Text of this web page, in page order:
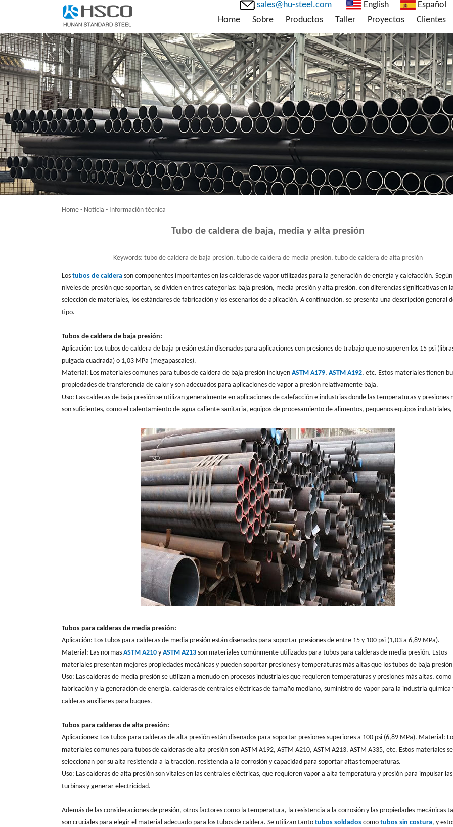
sales@hu-steel.com English
Español
Home
Sobre Productos Taller Proyectos Clientes
Home - Noticia - Información técnica
Tubo de caldera de baja, media y alta presión
Keywords: tubo de caldera de baja presión, tubo de caldera de media presión, tubo de caldera de alta presión
Los tubos de caldera son componentes importantes en las calderas de vapor utilizadas para la generación de energía y calefacción.
niveles de presión que soportan, se dividen en tres categorías: baja presión, media presión y alta presión, con diferencias significativas en
selección de materiales, los estándares de fabricación y los escenarios de aplicación. A continuación, se presenta una descripción general
tipo.
Tubos de caldera de baja presión:
Aplicación: Los tubos de caldera de baja presión están diseñados para aplicaciones con presiones de trabajo que no superen los 15 psi
pulgada cuadrada) o 1,03 MPa (megapascales).
Material: Los materiales comunes para tubos de caldera de baja presión incluyen ASTM A179, ASTM A192, etc. Estos materiales tienen
propiedades de transferencia de calor y son adecuados para aplicaciones de vapor a presión relativamente baja.
Uso: Las calderas de baja presión se utilizan generalmente en aplicaciones de calefacción e industrias donde las temperaturas y presiones
son suficientes, como el calentamiento de agua caliente sanitaria, equipos de procesamiento de alimentos, pequeños equipos
Tubos para calderas de media presión:
Aplicación: Los tubos para calderas de media presión están diseñados para soportar presiones de entre 15 y 100 psi (1,03 a 6,89 MPa).
Material: Las normas ASTM A210 y ASTM A213 son materiales comúnmente utilizados para tubos para calderas de media presión. Estos
materiales presentan mejores propiedades mecánicas y pueden soportar presiones y temperaturas más altas que los tubos de baja
Uso: Las calderas de media presión se utilizan a menudo en procesos industriales que requieren temperaturas y presiones más altas, como
fabricación y la generación de energía, calderas de centrales eléctricas de tamaño mediano, suministro de vapor para la industria química
calderas auxiliares para buques.
Tubos para calderas de alta presión:
Aplicaciones: Los tubos para calderas de alta presión están diseñados para soportar presiones superiores a 100 psi (6,89 MPa). Material:
materiales comunes para tubos de calderas de alta presión son ASTM A192, ASTM A210, ASTM A213, ASTM A335, etc. Estos materiales se
seleccionan por su alta resistencia a la tracción, resistencia a la corrosión y capacidad para soportar altas temperaturas.
Uso: Las calderas de alta presión son vitales en las centrales eléctricas, que requieren vapor a alta temperatura y presión para impulsar las
turbinas y generar electricidad.
Además de las consideraciones de presión, otros factores como la temperatura, la resistencia a la corrosión y las propiedades mecánicas
son cruciales para elegir el material adecuado para los tubos de caldera. Se utilizan tanto tubos soldados como tubos sin costura, y